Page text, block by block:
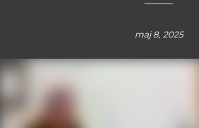
maj 8, 2025